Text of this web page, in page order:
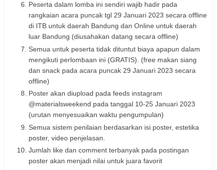
Peserta dalam lomba ini sendiri wajib hadir pada
rangkaian acara puncak tgl 29 Januari 2023 secara offline
di ITB untuk daerah Bandung dan Online untuk daerah
luar Bandung (diusahakan datang secara offline)
Semua untuk peserta tidak dituntut biaya apapun dalam
mengikuti perlombaan ini (GRATIS). (free makan siang
dan snack pada acara puncak 29 Januari 2023 secara
offline)
Poster akan diupload pada feeds instagram
@materialsweekend pada tanggal 10-25 Januari 2023
(urutan menyesuaikan waktu pengumpulan)
Semua sistem penilaian berdasarkan isi poster, estetika
poster, video penjelasan.
Jumlah like dan comment terbanyak pada postingan
poster akan menjadi nilai untuk juara favorit